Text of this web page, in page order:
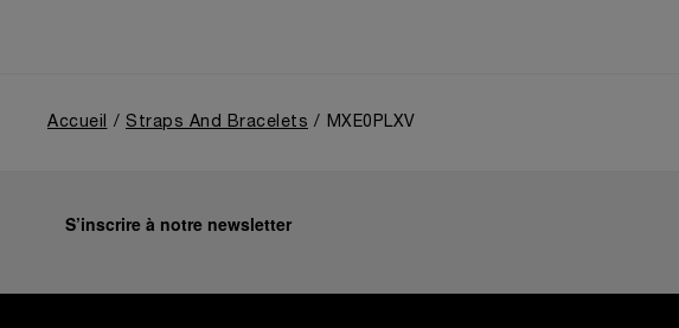
Accueil Straps And Bracelets MXE0PLXV
S’inscrire à notre newsletter